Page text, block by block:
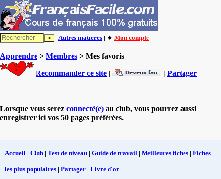
Autres matières | 🔸 Mon compte
Apprendre > Membres > Mes favoris
Recommander ce site | | Partager
Lorsque vous serez connecté(e) au club, vous pourrez aussi
enregistrer ici vos 50 pages préférées.
Accueil | Club | Test de niveau | Guide de travail | Meilleures fiches | Fiches
les plus populaires | Partager | Livre d'or